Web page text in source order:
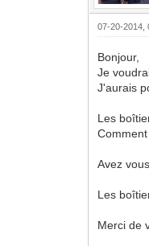
07-20-2014,
Bonjour,
Je
J'aurais
Les
Avez
Les
Merci de